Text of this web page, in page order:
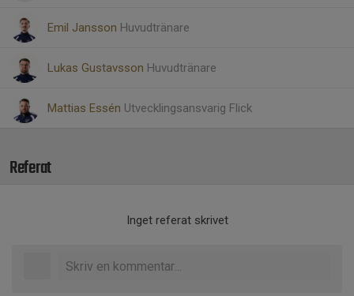
Emil Jansson Huvudtränare
Lukas Gustavsson Huvudtränare
Mattias Essén Utvecklingsansvarig Flick
Referat
Inget referat skrivet